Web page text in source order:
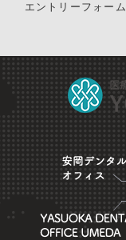
エントリーフォーム